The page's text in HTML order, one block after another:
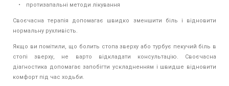
• протизапальні методи лікування
Своєчасна терапія допомагає швидко зменшити біль і відновити
нормальну рухливість.
Якщо ви помітили, що болить стопа зверху або турбує пекучий біль в
стопі зверху, не варто відкладати консультацію. Своєчасна
діагностика допомагає запобігти ускладненням і швидше відновити
комфорт під час ходьби.